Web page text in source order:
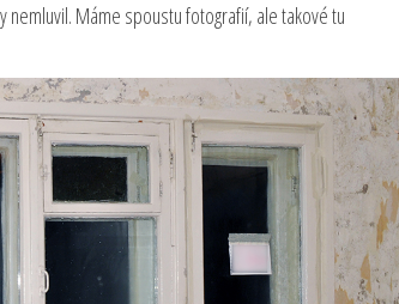
nemluvil. Máme spoustu fotografií, ale takové tu